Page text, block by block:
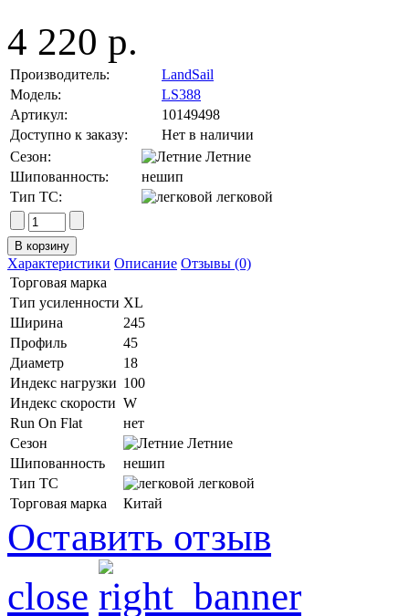
4 220 р.
Производитель:
LandSail
Модель:
LS388
Артикул:
10149498
Доступно к заказу:
Нет в наличии
Сезон:
Летние
Шипованность:
нешип
Тип ТС:
легковой
Характеристики Описание Отзывы (0)
Торговая марка
Тип усиленности XL
Ширина
245
Профиль
45
Диаметр
18
Индекс нагрузки 100
Индекс скорости W
Run On Flat
нет
Сезон
Летние
Шипованность
нешип
Тип ТС
легковой
Торговая марка
Китай
Оставить отзыв
close